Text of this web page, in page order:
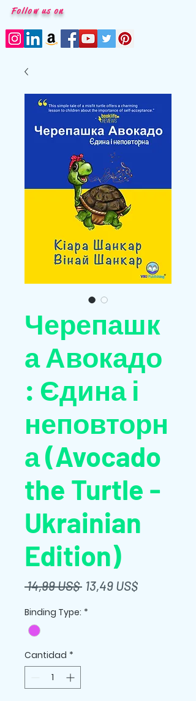
Follow us on
Черепашк
а Авокадо
: Єдина і
неповторн
а (Avocado
the Turtle -
Ukrainian
Edition)
14,99 US$ Precio
13,49 US$Precio
Binding Type: *
Cantidad *